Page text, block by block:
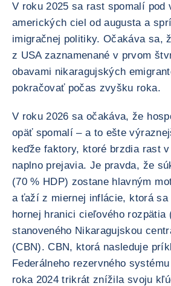
V roku 2025 sa rast spomalí pod
amerických ciel od augusta a
imigračnej politiky. Očakáva sa,
z USA zaznamenané v prvom
obavami nikaragujských
pokračovať počas zvyšku roka.
V roku 2026 sa očakáva, že
opäť spomalí – a to ešte
keďže faktory, ktoré brzdia rast
naplno prejavia. Je pravda, že
(70 % HDP) zostane hlavným
a ťaží z miernej inflácie, ktorá sa
hornej hranici cieľového rozpätia
stanoveného Nikaragujskou
(CBN). CBN, ktorá nasleduje
Federálneho rezervného
roka 2024 trikrát znížila svoju